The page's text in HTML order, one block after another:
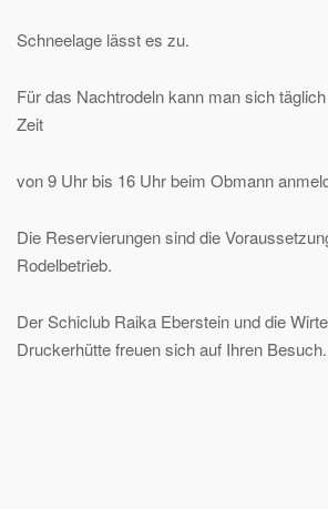
Schneelage lässt es zu.
Für das Nachtrodeln kann man sich
Zeit
von 9 Uhr bis 16 Uhr beim Obmann
Die Reservierungen sind die
Rodelbetrieb.
Der Schiclub Raika Eberstein und die
Druckerhütte freuen sich auf Ihren Besuch.